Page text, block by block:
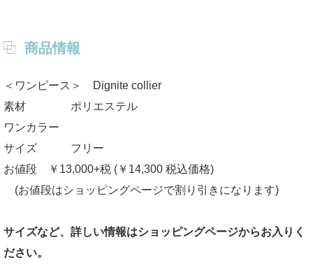
商品情報
＜ワンピース＞ Dignite collier
素材 ポリエステル
ワンカラー
サイズ フリー
お値段 ￥13,000+税 (￥14,300 税込価格)
(お値段はショッピングページで割り引きになります)
サイズなど、詳しい情報はショッピングページからお入りく
ださい。